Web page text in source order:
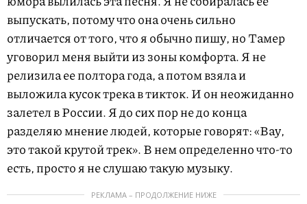
выпускать, потому что она очень сильно
отличается от того, что я обычно пишу, но Тамер
уговорил меня выйти из зоны комфорта. Я не
релизила ее полтора года, а потом взяла и
выложила кусок трека в тикток. И он неожиданно
залетел в России. Я до сих пор не до конца
разделяю мнение людей, которые говорят: «Вау,
это такой крутой трек». В нем определенно что-то
есть, просто я не слушаю такую музыку.
РЕКЛАМА – ПРОДОЛЖЕНИЕ НИЖЕ